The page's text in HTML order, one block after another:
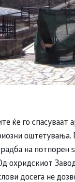
ќе го спасуваат
оштетувања.
на
охридскиот
досега не